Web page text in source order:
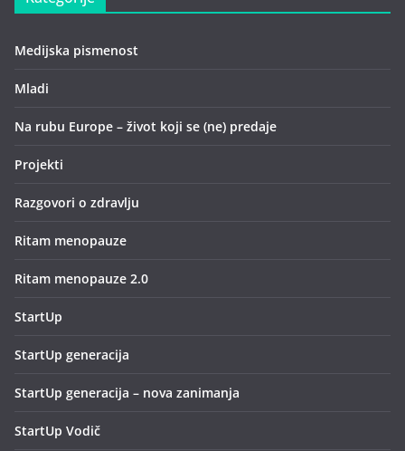
Medijska pismenost
Mladi
Na rubu Europe – život koji se (ne) predaje
Projekti
Razgovori o zdravlju
Ritam menopauze
Ritam menopauze 2.0
StartUp
StartUp generacija
StartUp generacija – nova zanimanja
StartUp Vodič